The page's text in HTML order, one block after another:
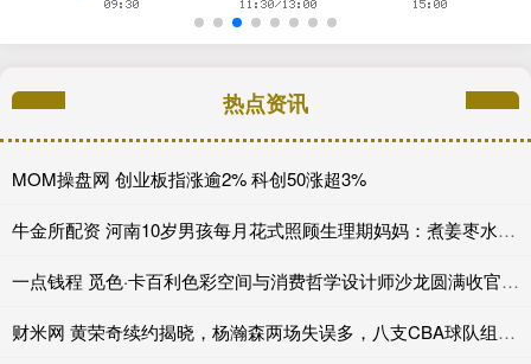
热点资讯
MOM操盘网 创业板指涨逾2% 科创50涨超3%
牛金所配资 河南10岁男孩每月花式照顾生理期妈妈：煮姜枣水，主动洗衣做饭！妈妈感动晒视频
一点钱程 觅色·卡百利色彩空间与消费哲学设计师沙龙圆满收官_艺术_心理_产品
财米网 黄荣奇续约揭晓，杨瀚森两场失误多，八支CBA球队组团选外援_广东_广厦_辽宁